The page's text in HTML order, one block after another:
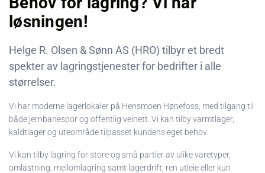
løsningen!
Helge R. Olsen & Sønn AS (HRO) tilbyr et bredt
spekter av lagringstjenester for bedrifter i alle
størrelser.
Vi har moderne lagerlokaler på Hensmoen Hønefoss, med tilgang til
både jernbanespor og offentlig veinett. Vi kan tilby varmtlager,
kaldtlager og uteområde tilpasset kundens eget behov.
Vi kan tilby lagring for store og små partier av ulike varetyper,
omlastning, mellomlagring samt lagerdrift, ren utleie eller kun